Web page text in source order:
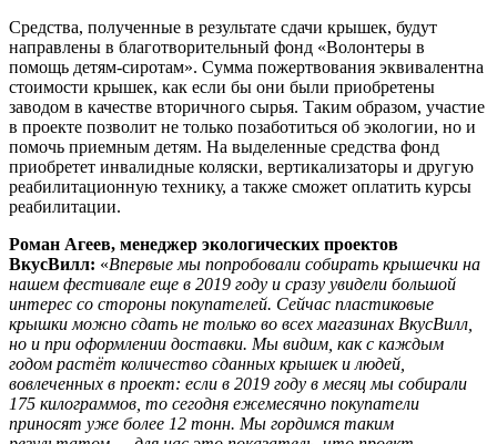
Средства, полученные в результате сдачи крышек, будут
направлены в благотворительный фонд «Волонтеры в
помощь детям-сиротам». Сумма пожертвования эквивалентна
стоимости крышек, как если бы они были приобретены
заводом в качестве вторичного сырья. Таким образом, участие
в проекте позволит не только позаботиться об экологии, но и
помочь приемным детям. На выделенные средства фонд
приобретет инвалидные коляски, вертикализаторы и другую
реабилитационную технику, а также сможет оплатить курсы
реабилитации.
Роман Агеев, менеджер экологических проектов
ВкусВилл: «Впервые мы попробовали собирать крышечки на
нашем фестивале еще в 2019 году и сразу увидели большой
интерес со стороны покупателей. Сейчас пластиковые
крышки можно сдать не только во всех магазинах ВкусВилл,
но и при оформлении доставки. Мы видим, как с каждым
годом растёт количество сданных крышек и людей,
вовлеченных в проект: если в 2019 году в месяц мы собирали
175 килограммов, то сегодня ежемесячно покупатели
приносят уже более 12 тонн. Мы гордимся таким